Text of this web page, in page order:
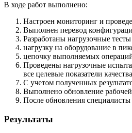
В ходе работ выполнено:
Настроен мониторинг и
Выполнен перевод
Разработаны нагрузочные
нагрузку на оборудование в
цепочку выполняемых
Проведены нагрузочные
все целевые показатели
С учетом полученных
Выполнено обновление
После обновления
Результаты